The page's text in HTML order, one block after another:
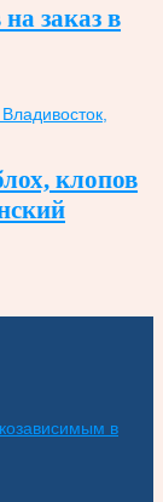
заказ в
клопов
в